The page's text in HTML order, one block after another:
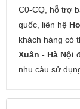
C0-CQ, hỗ trợ
quốc, liên hệ
khách hàng có
Xuân - Hà Nội
nhu càu sử